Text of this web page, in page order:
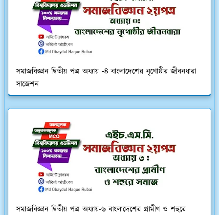
সমাজবিজ্ঞান দ্বিতীয় পত্র অধ্যায় -৪ বাংলাদেশের নৃগোষ্ঠীর জীবনধারা
সাজেশন
সমাজবিজ্ঞান দ্বিতীয় পত্র অধ্যায়-৬ বাংলাদেশের গ্রামীণ ও শহুরে